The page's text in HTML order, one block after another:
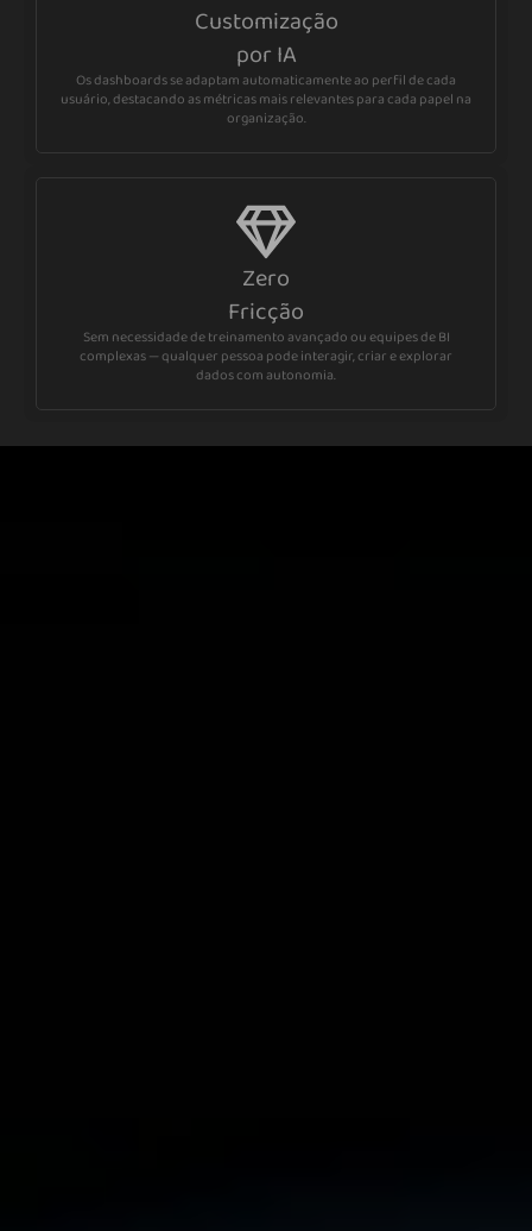
Customização
por IA
Os dashboards se adaptam automaticamente ao perfil de cada
usuário, destacando as métricas mais relevantes para cada papel na
organização.
Zero
Fricção
Sem necessidade de treinamento avançado ou equipes de BI
complexas — qualquer pessoa pode interagir, criar e explorar
dados com autonomia.